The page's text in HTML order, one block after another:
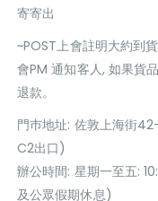
寄寄出
~POST上會註明大約到
會PM 通知客人, 如果貨
退款。
門巿地址: 佐敦上海街
C2出口)
辦公時間: 星期一至五:
及公眾假期休息)